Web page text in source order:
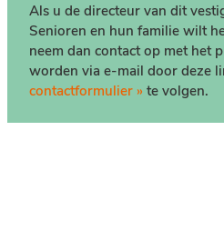
Als u de directeur van dit
Senioren en hun familie wilt
neem dan contact op met het
worden via e-mail door deze
contactformulier » te volgen.